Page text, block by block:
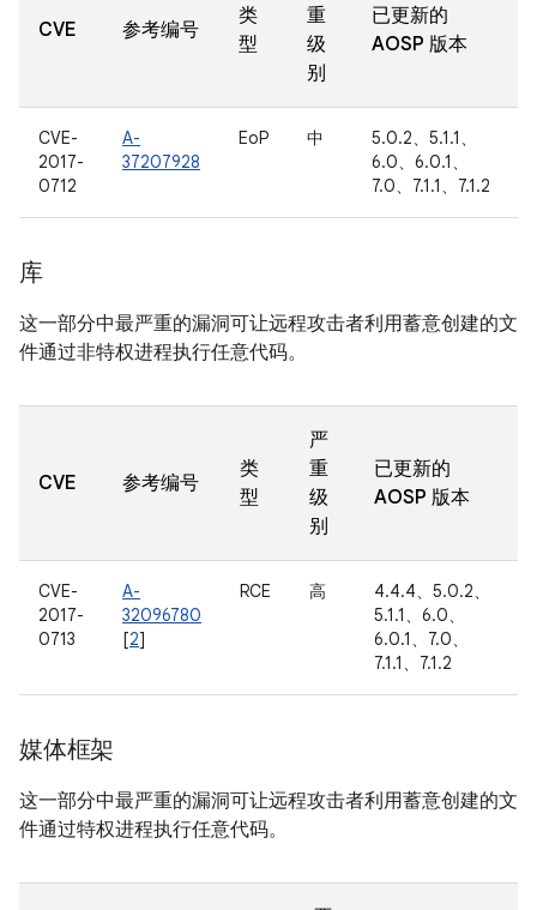
CVE 参考编号
类
型
重
级
别
已更新的
AOSP 版本
CVE-
2017-
0712
A-
37207928
EoP 中
5.0.2、5.1.1、
6.0、6.0.1、
7.0、7.1.1、7.1.2
库
这一部分中最严重的漏洞可让远程攻击者利用蓄意创建的文
件通过非特权进程执行任意代码。
CVE 参考编号
类
型
严
重
级
别
已更新的
AOSP 版本
CVE-
2017-
0713
A-
32096780
[2]
RCE 高
4.4.4、5.0.2、
5.1.1、6.0、
6.0.1、7.0、
7.1.1、7.1.2
媒体框架
这一部分中最严重的漏洞可让远程攻击者利用蓄意创建的文
件通过特权进程执行任意代码。